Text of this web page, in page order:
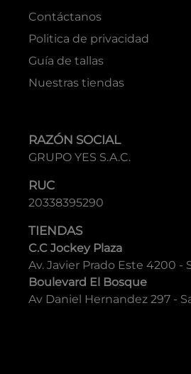
Contáctanos
Politica de privacidad
Guía de tallas
Nuestras tiendas
RAZÓN SOCIAL
GRUPO YES S.A.C.
RUC
20338395290
TIENDAS
C.C Jockey Plaza
Av. Javier Prado Este 4200 -
Boulevard El Bosque
Av Daniel Hernandez 297 -